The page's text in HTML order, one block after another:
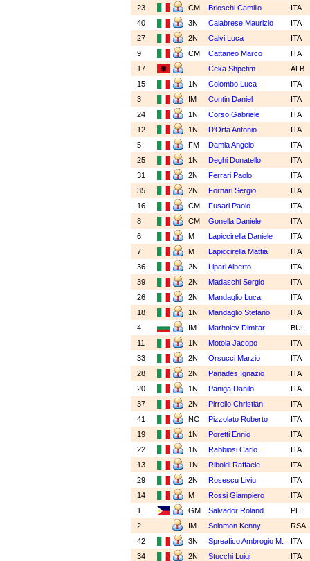
23
CM Brioschi Camillo
ITA
40
3N Calabrese Maurizio
ITA
27
2N Calvi Luca
ITA
9
CM Cattaneo Marco
ITA
17
Ceka Shpetim
ALB
15
1N Colombo Luca
ITA
3
IM Contin Daniel
ITA
24
1N Corso Gabriele
ITA
12
1N D'Orta Antonio
ITA
5
FM Damia Angelo
ITA
25
1N Deghi Donatello
ITA
31
2N Ferrari Paolo
ITA
35
2N Fornari Sergio
ITA
16
CM Fusari Paolo
ITA
8
CM Gonella Daniele
ITA
6
M Lapiccirella Daniele
ITA
7
M Lapiccirella Mattia
ITA
36
2N Lipari Alberto
ITA
39
2N Madaschi Sergio
ITA
26
2N Mandaglio Luca
ITA
18
1N Mandaglio Stefano
ITA
4
IM Marholev Dimitar
BUL
11
1N Motola Jacopo
ITA
33
2N Orsucci Marzio
ITA
28
2N Panades Ignazio
ITA
20
1N Paniga Danilo
ITA
37
2N Pirrello Christian
ITA
41
NC Pizzolato Roberto
ITA
19
1N Poretti Ennio
ITA
22
1N Rabbiosi Carlo
ITA
13
1N Riboldi Raffaele
ITA
29
2N Rosescu Liviu
ITA
14
M Rossi Giampiero
ITA
1
GM Salvador Roland
PHI
2
IM Solomon Kenny
RSA
42
3N Spreafico Ambrogio M.
ITA
34
2N Stucchi Luigi
ITA